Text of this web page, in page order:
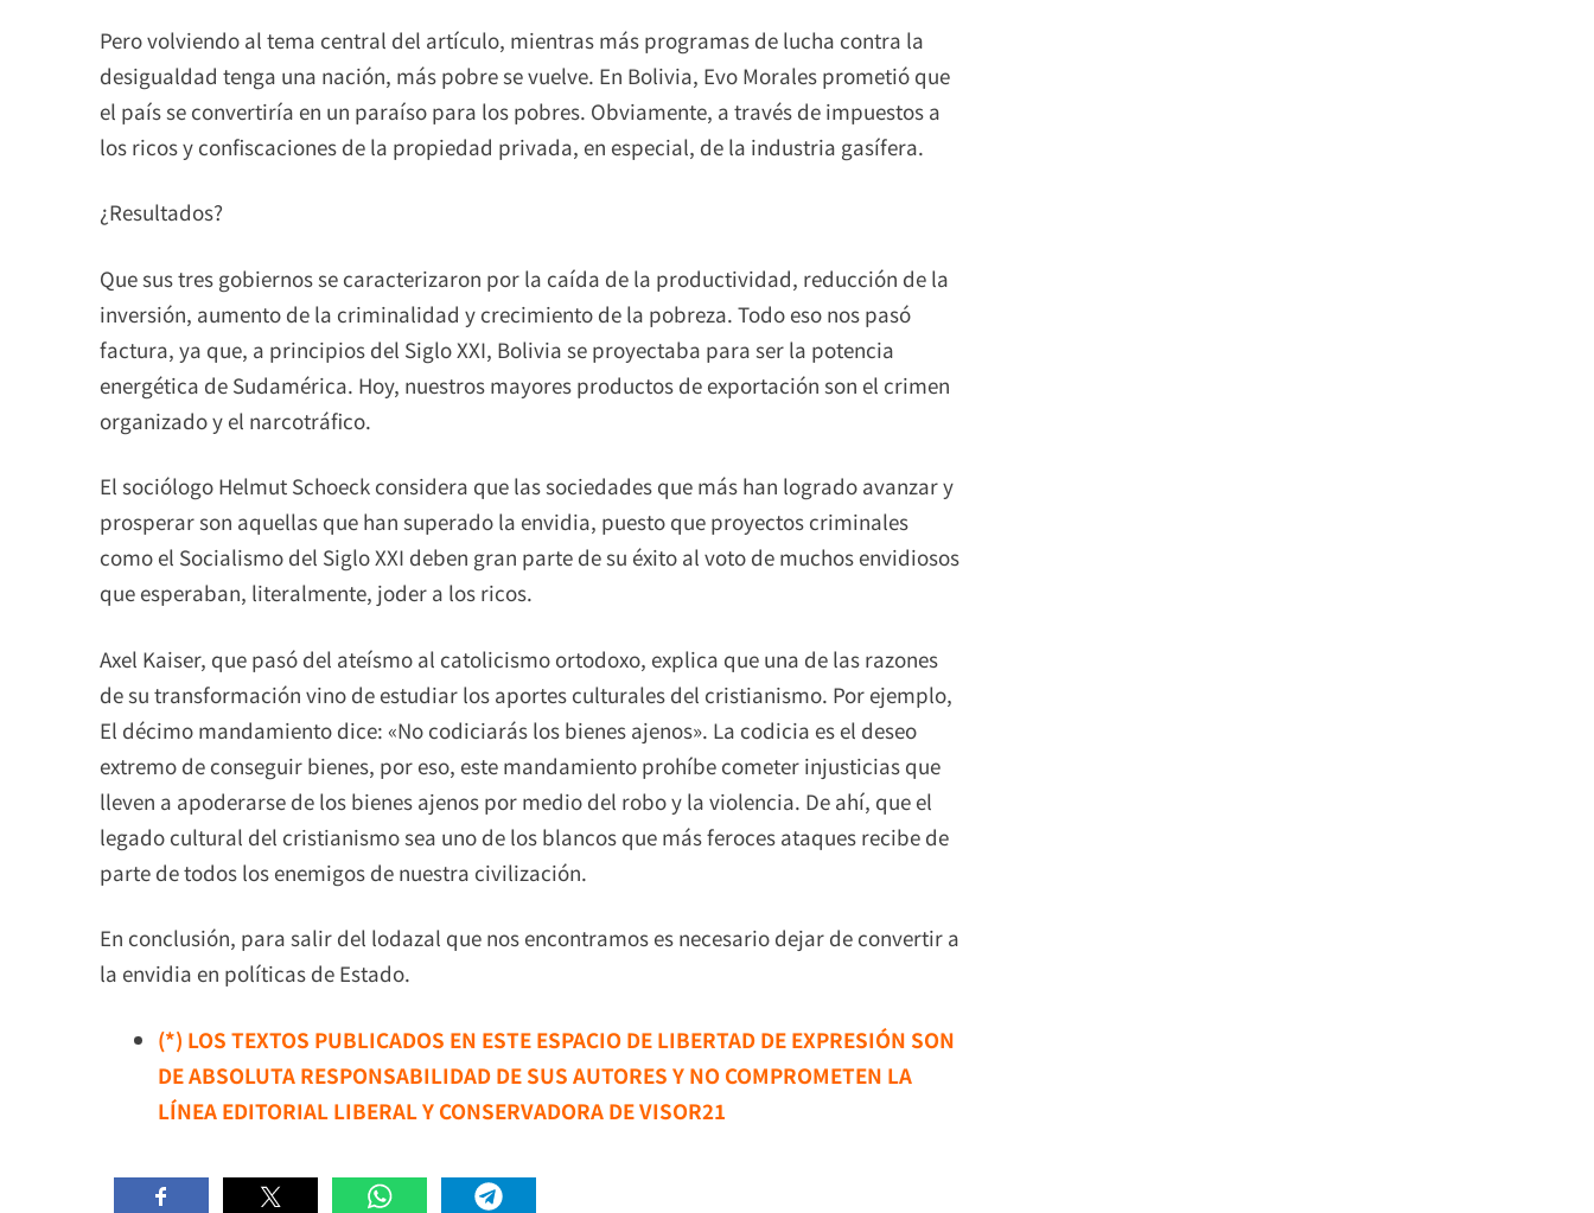
Pero volviendo al tema central del artículo, mientras más programas de lucha contra la
desigualdad tenga una nación, más pobre se vuelve. En Bolivia, Evo Morales prometió que
el país se convertiría en un paraíso para los pobres. Obviamente, a través de impuestos a
los ricos y confiscaciones de la propiedad privada, en especial, de la industria gasífera.
¿Resultados?
Que sus tres gobiernos se caracterizaron por la caída de la productividad, reducción de la
inversión, aumento de la criminalidad y crecimiento de la pobreza. Todo eso nos pasó
factura, ya que, a principios del Siglo XXI, Bolivia se proyectaba para ser la potencia
energética de Sudamérica. Hoy, nuestros mayores productos de exportación son el crimen
organizado y el narcotráfico.
El sociólogo Helmut Schoeck considera que las sociedades que más han logrado avanzar y
prosperar son aquellas que han superado la envidia, puesto que proyectos criminales
como el Socialismo del Siglo XXI deben gran parte de su éxito al voto de muchos envidiosos
que esperaban, literalmente, joder a los ricos.
Axel Kaiser, que pasó del ateísmo al catolicismo ortodoxo, explica que una de las razones
de su transformación vino de estudiar los aportes culturales del cristianismo. Por ejemplo,
El décimo mandamiento dice: «No codiciarás los bienes ajenos». La codicia es el deseo
extremo de conseguir bienes, por eso, este mandamiento prohíbe cometer injusticias que
lleven a apoderarse de los bienes ajenos por medio del robo y la violencia. De ahí, que el
legado cultural del cristianismo sea uno de los blancos que más feroces ataques recibe de
parte de todos los enemigos de nuestra civilización.
En conclusión, para salir del lodazal que nos encontramos es necesario dejar de convertir a
la envidia en políticas de Estado.
(*) LOS TEXTOS PUBLICADOS EN ESTE ESPACIO DE LIBERTAD DE EXPRESIÓN SON
DE ABSOLUTA RESPONSABILIDAD DE SUS AUTORES Y NO COMPROMETEN LA
LÍNEA EDITORIAL LIBERAL Y CONSERVADORA DE VISOR21